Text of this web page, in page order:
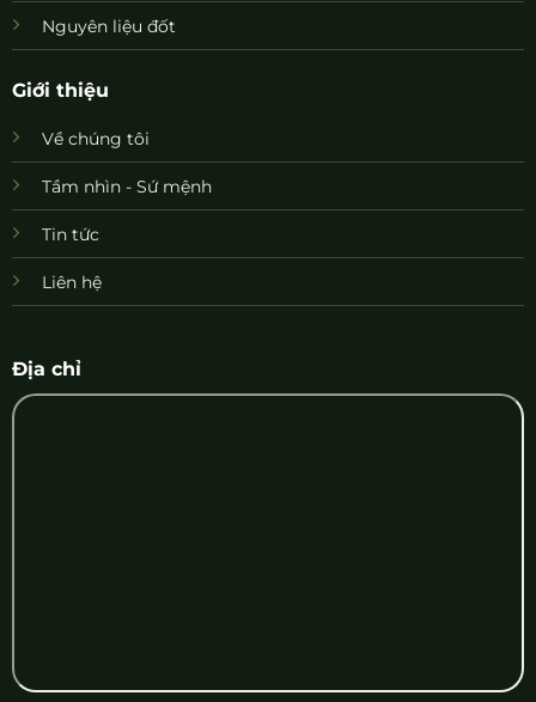
Nguyên liệu đốt
Giới thiệu
Về chúng tôi
Tầm nhìn - Sứ mệnh
Tin tức
Liên hệ
Địa chỉ